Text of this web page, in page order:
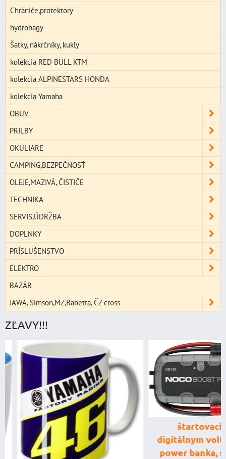
Chrániče,protektory
hydrobagy
Šatky, nákrčníky, kukly
kolekcia RED BULL KTM
kolekcia ALPINESTARS HONDA
kolekcia Yamaha
OBUV
PRILBY
OKULIARE
CAMPING,BEZPEČNOSŤ
OLEJE,MAZIVÁ, ČISTIČE
TECHNIKA
SERVIS,ÚDRŽBA
DOPLNKY
PRÍSLUŠENSTVO
ELEKTRO
BAZÁR
JAWA, Simson,MZ,Babetta, ČZ cross
ZĽAVY!!!
štartovací
digitálnym
power banka,